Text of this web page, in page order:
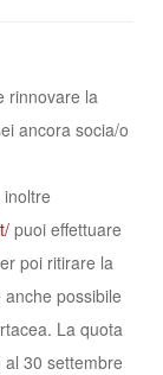
rinnovare la
ancora socia/o
inoltre
puoi effettuare
poi ritirare la
possibile
La quota
30 settembre